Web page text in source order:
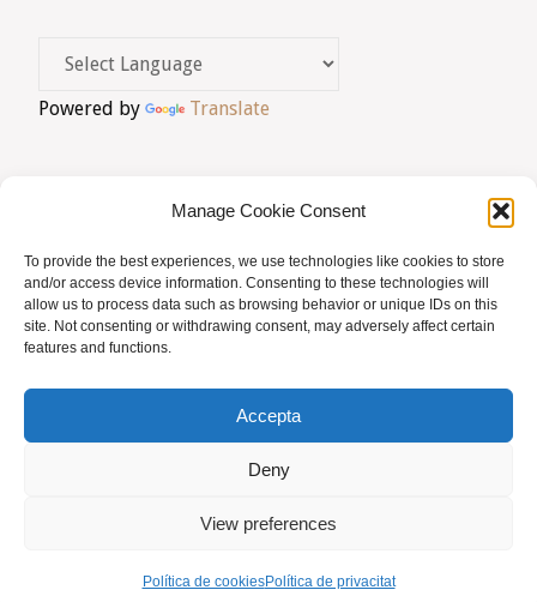
Manage Cookie Consent
To provide the best experiences, we use technologies like cookies to store
and/or access device information. Consenting to these technologies will
allow us to process data such as browsing behavior or unique IDs on this
site. Not consenting or withdrawing consent, may adversely affect certain
features and functions.
Accepta
Deny
View preferences
Política de cookiesPolítica de privacitat
de
les
entrades
Powered by Translate
AVIS LEGAL | POLÍTICA DE PRIVACITAT
|
BUSQUES HOMEÒPATA?
ACCÉS SOCIS
Fluida